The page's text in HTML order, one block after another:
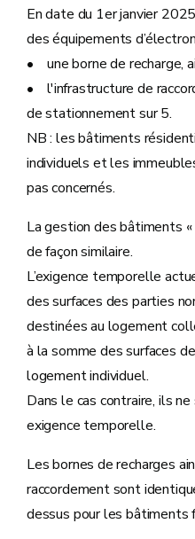
En date du 1er janvier
des équipements
• une borne de recharge,
• l'infrastructure de
de stationnement sur 5.
NB : les bâtiments
individuels et les
pas concernés.
La gestion des bâtiments
de façon similaire.
L’exigence temporelle
des surfaces des parties
destinées au logement
à la somme des surfaces
logement individuel.
Dans le cas contraire, ils
exigence temporelle.
Les bornes de recharges
raccordement sont
dessus pour les bâtiments